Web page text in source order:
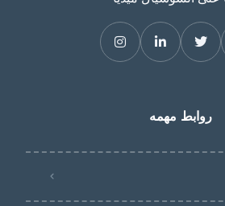
روابط مهمه